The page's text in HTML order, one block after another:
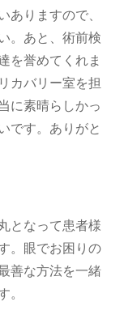
りますので、
。あと、術前検
を誉めてくれま
カバリー室を担
に素晴らしかっ
です。ありがと
となって患者様
。眼でお困りの
善な方法を一緒
。